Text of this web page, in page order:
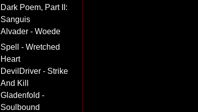
Dark Poem, Part II:
Sanguis
Alvader - Woede
Spell - Wretched
Heart
DevilDriver - Strike
And Kill
Gladenfold -
Soulbound